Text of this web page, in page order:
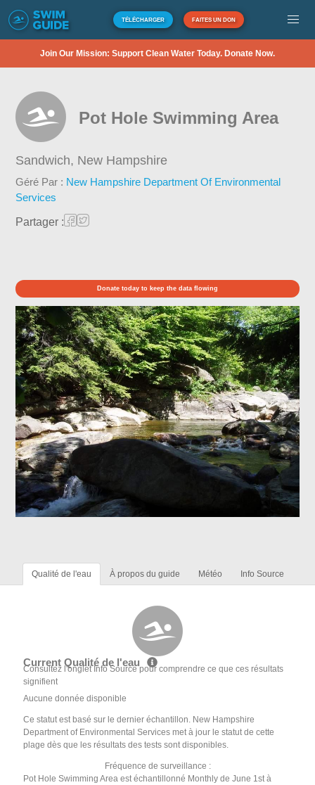
TÉLÉCHARGER FAITES UN DON
Join Our Mission: Support Clean Water Today. Donate Now.
Pot Hole Swimming Area
Sandwich, New Hampshire
Géré Par : New Hampshire Department Of Environmental
Services
Partager :
Donate today to keep the data flowing
Qualité de l'eau À propos du guide Météo Info Source
Current Qualité de l'eau
Consultez l'onglet Info Source pour comprendre ce que ces résultats
signifient
Aucune donnée disponible
Ce statut est basé sur le dernier échantillon. New Hampshire
Department of Environmental Services met à jour le statut de cette
plage dès que les résultats des tests sont disponibles.
Fréquence de surveillance :
Pot Hole Swimming Area est échantillonné Monthly de June 1st à